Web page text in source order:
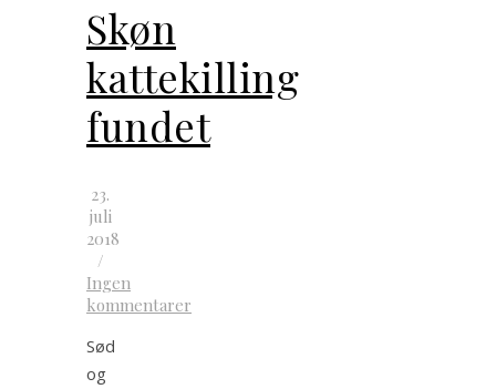
Skøn
kattekilling
fundet
23.
juli
2018
/
Ingen
kommentarer
Sød
og